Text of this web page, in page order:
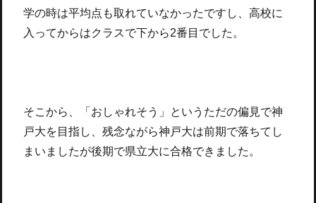
学の時は平均点も取れていなかったですし、高校に
入ってからはクラスで下から2番目でした。
そこから、「おしゃれそう」というただの偏見で神
戸大を目指し、残念ながら神戸大は前期で落ちてし
まいましたが後期で県立大に合格できました。